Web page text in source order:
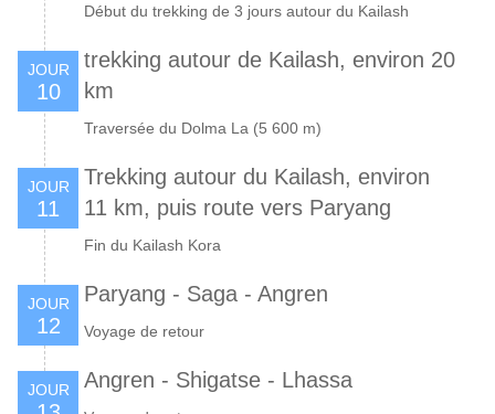
Début du trekking de 3 jours autour du Kailash
JOUR
10
trekking autour de Kailash, environ 20
km
Traversée du Dolma La (5 600 m)
JOUR
11
Trekking autour du Kailash, environ
11 km, puis route vers Paryang
Fin du Kailash Kora
JOUR
12
Paryang - Saga - Angren
Voyage de retour
JOUR Angren - Shigatse - Lhassa